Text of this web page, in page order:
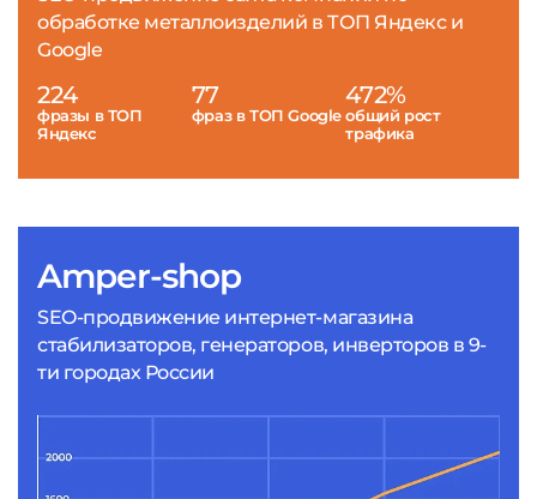
Amper-shop
SEO-продвижение интернет-магазина
стабилизаторов, генераторов, инверторов в 9-
ти городах России
обработке металлоизделий в ТОП Яндекс и
Google
224
фразы в ТОП
Яндекс
77
фраз в ТОП Google
472%
общий рост
трафика